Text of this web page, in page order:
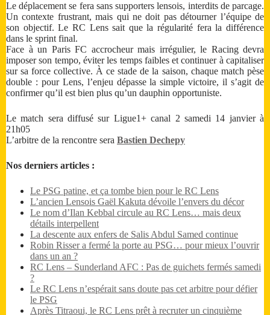
Le déplacement se fera sans supporters lensois, interdits de parcage.
Un contexte frustrant, mais qui ne doit pas détourner l’équipe de
son objectif. Le RC Lens sait que la régularité fera la différence
dans le sprint final.
Face à un Paris FC accrocheur mais irrégulier, le Racing devra
imposer son tempo, éviter les temps faibles et continuer à capitaliser
sur sa force collective. À ce stade de la saison, chaque match pèse
double : pour Lens, l’enjeu dépasse la simple victoire, il s’agit de
confirmer qu’il est bien plus qu’un dauphin opportuniste.
Le match sera diffusé sur Ligue1+ canal 2 samedi 14 janvier à
21h05
L’arbitre de la rencontre sera Bastien Dechepy
Nos derniers articles :
Le PSG patine, et ça tombe bien pour le RC Lens
L’ancien Lensois Gaël Kakuta dévoile l’envers du décor
Le nom d’Ilan Kebbal circule au RC Lens… mais deux
détails interpellent
La descente aux enfers de Salis Abdul Samed continue
Robin Risser a fermé la porte au PSG… pour mieux l’ouvrir
dans un an ?
RC Lens – Sunderland AFC : Pas de guichets fermés samedi
?
Le RC Lens n’espérait sans doute pas cet arbitre pour défier
le PSG
Après Titraoui, le RC Lens prêt à recruter un cinquième